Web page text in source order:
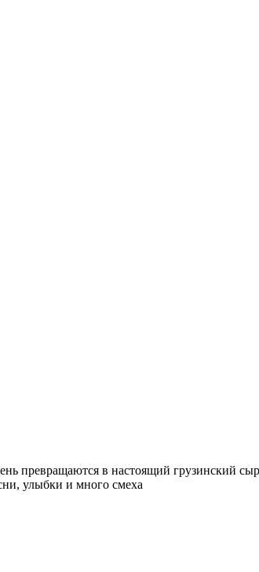
превращаются в настоящий грузинский
улыбки и много смеха